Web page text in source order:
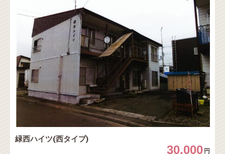
緑西ハイツ(西タイプ)
30,000 円